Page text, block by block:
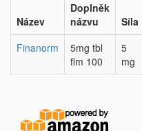
Název
Doplněk
názvu
Síla
Finanorm
5mg tbl
flm 100
5
mg